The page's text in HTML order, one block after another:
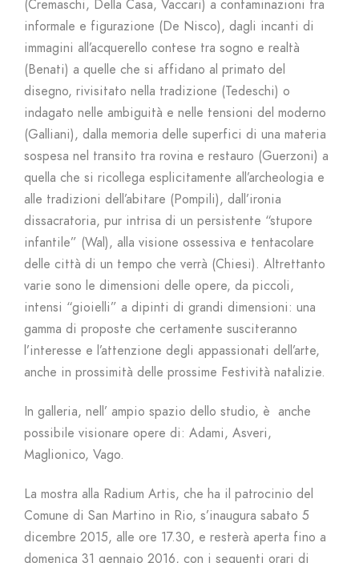
(Cremaschi, Della Casa, Vaccari) a contaminazioni tra
informale e figurazione (De Nisco), dagli incanti di
immagini all’acquerello contese tra sogno e realtà
(Benati) a quelle che si affidano al primato del
disegno, rivisitato nella tradizione (Tedeschi) o
indagato nelle ambiguità e nelle tensioni del moderno
(Galliani), dalla memoria delle superfici di una materia
sospesa nel transito tra rovina e restauro (Guerzoni) a
quella che si ricollega esplicitamente all’archeologia e
alle tradizioni dell’abitare (Pompili), dall’ironia
dissacratoria, pur intrisa di un persistente “stupore
infantile” (Wal), alla visione ossessiva e tentacolare
delle città di un tempo che verrà (Chiesi). Altrettanto
varie sono le dimensioni delle opere, da piccoli,
intensi “gioielli” a dipinti di grandi dimensioni: una
gamma di proposte che certamente susciteranno
l’interesse e l’attenzione degli appassionati dell’arte,
anche in prossimità delle prossime Festività natalizie.
In galleria, nell’ ampio spazio dello studio, è anche
possibile visionare opere di: Adami, Asveri,
Maglionico, Vago.
La mostra alla Radium Artis, che ha il patrocinio del
Comune di San Martino in Rio, s’inaugura sabato 5
dicembre 2015, alle ore 17.30, e resterà aperta fino a
domenica 31 gennaio 2016, con i seguenti orari di